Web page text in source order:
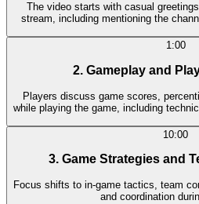
The video starts with casual
stream, including mentioning the
1:00
2. Gameplay and
Players discuss game scores,
while playing the game, including
10:00
3. Game Strategies and
Focus shifts to in-game tactics, team
and coordination